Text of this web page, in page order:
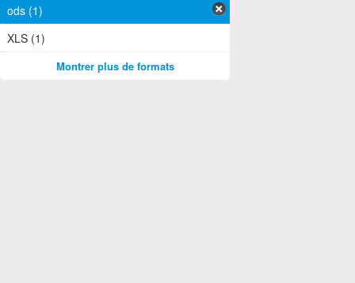
ods (1)
XLS (1)
Montrer plus de formats